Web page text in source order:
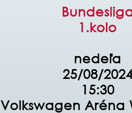
1.kolo
nedeľa
25/08/
15:30
Volkswagen Aréna